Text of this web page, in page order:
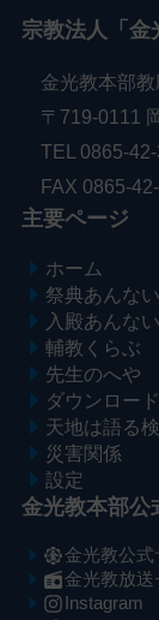
宗教法人「金
金光教本部教
〒719-0111
TEL 0865-
FAX 0865-
主要ページ
ホーム
祭典あんない
入殿あんない
輔教くらぶ
先生のへや
ダウンロード
天地は語る
災害関係
設定
金光教本部公
金光教公式
金光教放送
Instagram